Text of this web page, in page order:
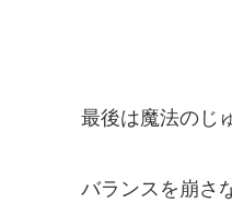
最後は魔法のじ
バランスを崩さ